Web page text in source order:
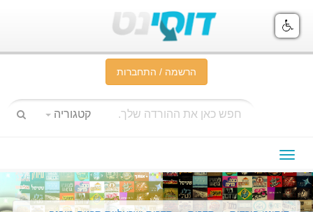
הרשמה / התחברות
קטגוריה
תפריט
ניווט